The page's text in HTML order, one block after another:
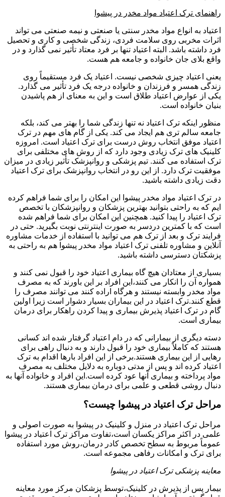
راهنمای ترک اعتیاد مواد مخدر در پیشوا
اعتیاد به انواع مواد مخدر سنتی یا صنعتی و نیمه صنعتی می تواند
اثرات مخربی روی سلامت فردی، زندگی شخصی و کاری و تحصیل
فرد داشته باشد. البته اعتیاد تنها بر فرد معتاد تأثیر نمی گذارد و در
واقع بلای جان خانواده و جامعه هم هست.
یعنی اعتیاد چیزی شخصی نیست. اعتیاد یک فرد مستقیماً روی
زندگی همسر و فرزندان و خانواده درجه یک فرد تأثیر می گذارد.
یکی از عوارض اعتیاد طلاق است و این به معنای از هم پاشیدن
بنیان خانواده است.
منظور اینکه ترک اعتیاد نه تنها زندگی شما را بهتر می کند، بلکه
جامعه سالم تری هم ایجاد می کند. یکی از گام های مهم در ترک
اعتیاد موفق انتخاب روش درست برای ترک اعتیاد است. امروزه
کلینیک های ترک زیادی وجود دارد که از روش های مختلفی برای
ترک استفاده می کنند. تیم پزشکی و روانپزشک تأثیر زیادی در میزان
موفقیت ترک دارد. از این رو در انتخاب روانپزشک برای ترک اعتیاد
دقت زیادی داشته باشید.
در ترک اعتیاد مواد مخدر پیشوا این امکان را برای شما فراهم کرده
ایم که به راحتی بتوانید بهترین پزشکان و روانپزشکان با تخصص
ترک اعتیاد را پیدا کنید. همچنین این امکان برای شما فراهم شده
است که با کمترین دردسر به صورت اینترنتی نوبت بگیرید. حتی در
فرایند ترک و بعد از ترک هم می توانید با استفاده از خدمات مشاوره
آنلاین و مشاوره تلفنی ترک اعتیاد مواد مخدر پیشوا هم به راحتی به
پزشکتان دسترسی داشته باشید.
بسیاری از معتادان هیچ گاه بیماری اعتیاد خود را قبول نمی کنند و
همواره آن را انکار می کنند،این افراد بر این باورند که به مصرف
مواد مخدر وابسته نیستند و هرگاه اراده کنند می توانند مصرف را
قطع کنند.ترک اعتیاد در این بیماران بسیار دشوار است زیرا اولین
گام در ترک اعتیاد پذیرش بیماری و پیدا کردن راهکار برای درمان
بیماری است.
دسته دیگری از بیمارانی که در دام اعتیاد گرفتار شده اند کسانی
هستند که کاملاً بیماری خود را قبول دارند و به دنبال راهی برای
رهایی از این بیماری هستند.برخی از این افراد بارها اقدام به ترک
اعتیاد کرده اند و پس از مدتی دوباره به دلایل مختلف به مصرف
مواد پرداخته و بیماری آنها عود کرده است.این افراد و خانواده آنها به
دنبال روشی قطعی و علمی برای درمان بیماری هستند.
مراحل ترک اعتیاد در پیشوا چیست؟
مراحل ترک اعتیاد در منزل و کلینیک در پیشوا به صورت اصولی و
علمی در اکثر مراکز یکسان است،تفاوت مراکز ترک اعتیاد در پیشوا
عموماً مربوط به سطح تخصص کادر درمان،روش مورد استفاده
برای ترک و امکانات رفاهی مجموعه است.
معاینه پزشکی ترک اعتیاد در پیشوا
بیمار پس از پذیرش در کلینیک،توسط پزشکان مرکز مورد معاینه